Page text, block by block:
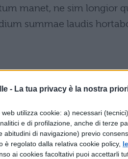
- La tua privacy è la nostra
utilizza cookie: a) necessari
e di profilazione, anche di terze
abitudini di navigazione) previo
è regolato dalla relativa cookie policy,
ai cookies facoltativi puoi accettarli
manet, ne sim longior
summae laudis
di lettere, ma uno solo
del quale è stata inventata
assenti se vi sia
Certamente non ti aspetti
chi ti scrive e informa